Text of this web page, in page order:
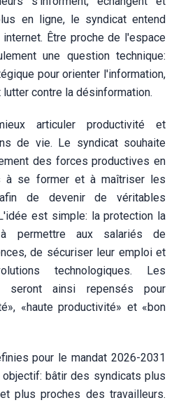
en ligne, le syndicat entend
Être proche de l'espace
une question technique:
pour orienter l'information,
contre la désinformation.
articuler productivité et
de vie. Le syndicat souhaite
des forces productives en
à se former et à maîtriser les
de devenir de véritables
est simple: la protection la
permettre aux salariés de
de sécuriser leur emploi et
technologiques. Les
seront ainsi repensés pour
«haute productivité» et «bon
pour le mandat 2026-2031
bâtir des syndicats plus
plus proches des travailleurs.